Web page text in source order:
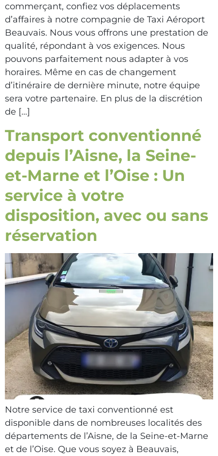
commerçant, confiez vos déplacements
d’affaires à notre compagnie de Taxi Aéroport
Beauvais. Nous vous offrons une prestation de
qualité, répondant à vos exigences. Nous
pouvons parfaitement nous adapter à vos
horaires. Même en cas de changement
d’itinéraire de dernière minute, notre équipe
sera votre partenaire. En plus de la discrétion
de […]
Transport conventionné
depuis l’Aisne, la Seine-
et-Marne et l’Oise : Un
service à votre
disposition, avec ou sans
réservation
Notre service de taxi conventionné est
disponible dans de nombreuses localités des
départements de l’Aisne, de la Seine-et-Marne
et de l’Oise. Que vous soyez à Beauvais,